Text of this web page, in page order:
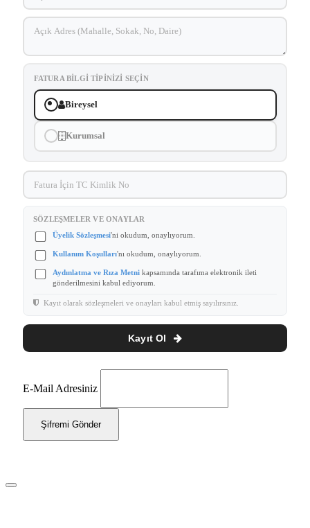
FATURA BILGI TIPINIZI SEÇIN
Bireysel
Kurumsal
SÖZLEŞMELER VE ONAYLAR
Üyelik Sözleşmesi'ni okudum, onaylıyorum.
Kullanım Koşulları'nı okudum, onaylıyorum.
Aydınlatma ve Rıza Metni kapsamında tarafıma elektronik ileti
gönderilmesini kabul ediyorum.
Kayıt olarak sözleşmeleri ve onayları kabul etmiş sayılırsınız.
Kayıt Ol
E-Mail Adresiniz
Şifremi Gönder